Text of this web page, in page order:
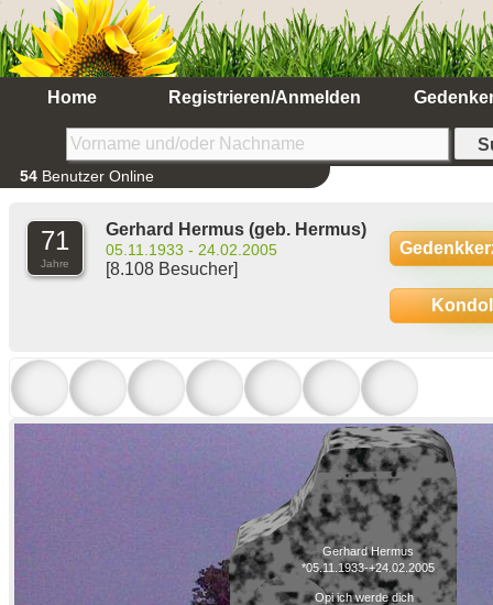
Home Registrieren/Anmelden
54 Benutzer Online
71
Jahre
Gerhard Hermus (geb. Hermus)
05.11.1933 - 24.02.2005
[8.108 Besucher]
Gerhard Hermus
*05.11.1933-+24.02.2005
Opi ich werde dich